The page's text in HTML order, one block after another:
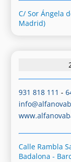
C/ Sor Ángela
Madrid)
931 818 111 -
Calle Rambla
Badalona -